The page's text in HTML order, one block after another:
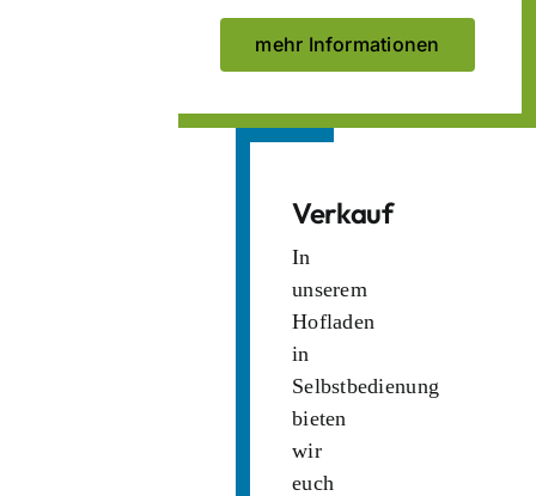
mehr Informationen
Verkauf
In
unserem
Hofladen
in
Selbstbedienung
bieten
wir
euch